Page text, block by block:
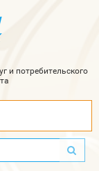
и потребительского